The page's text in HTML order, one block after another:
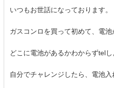
いつもお世話になっております。
ガスコンロを買って初めて、電池
どこに電池があるかわからずtelし
自分でチャレンジしたら、電池